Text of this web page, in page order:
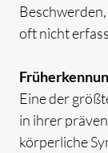
oft nicht
Eine der
in ihrer
körperliche